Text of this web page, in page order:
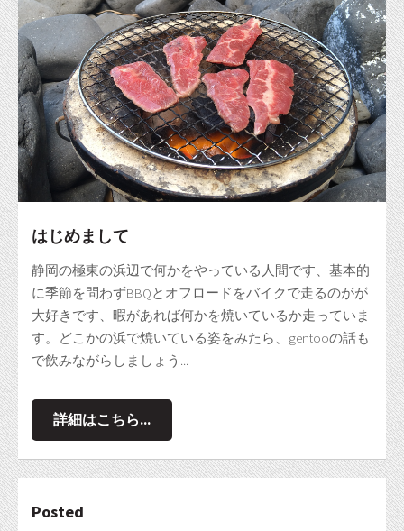
はじめまして
静岡の極東の浜辺で何かをやっている人間です、基本的
に季節を問わずBBQとオフロードをバイクで走るのがが
大好きです、暇があれば何かを焼いているか走っていま
す。どこかの浜で焼いている姿をみたら、gentooの話も
で飲みながらしましょう...
詳細はこちら...
Posted